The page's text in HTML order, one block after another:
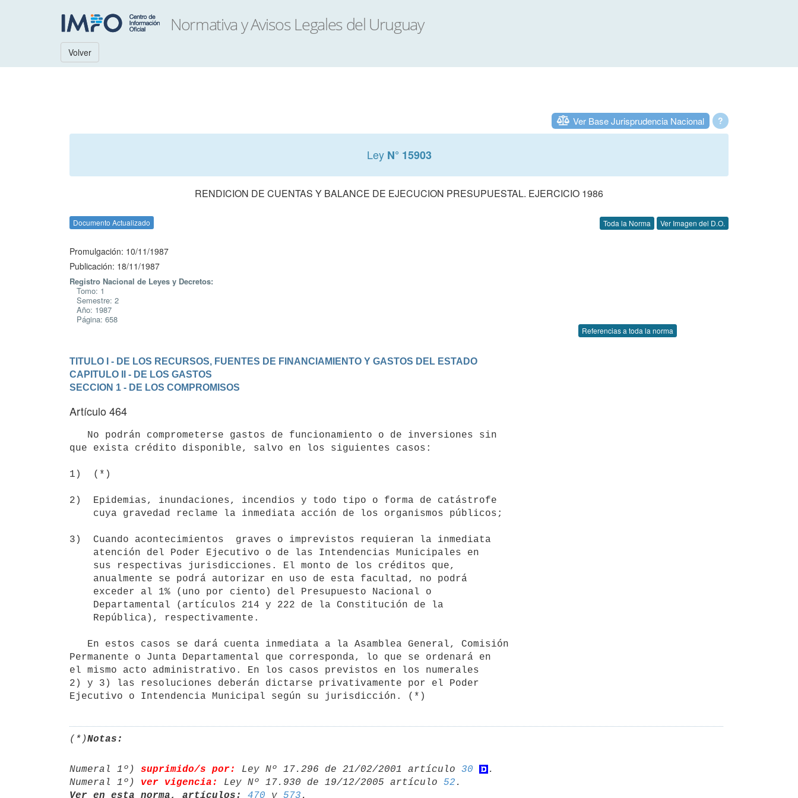
Volver
?
Ver Base Jurisprudencia Nacional
Ley N° 15903
RENDICION DE CUENTAS Y BALANCE DE EJECUCION PRESUPUESTAL. EJERCICIO 1986
Documento Actualizado Toda la Norma Ver Imagen del D.O.
Promulgación: 10/11/1987
Publicación: 18/11/1987
Registro Nacional de Leyes y Decretos:
Tomo: 1
Semestre: 2
Año: 1987
Página: 658
Referencias a toda la norma
TITULO I - DE LOS RECURSOS, FUENTES DE FINANCIAMIENTO Y GASTOS DEL ESTADO
CAPITULO II - DE LOS GASTOS
SECCION 1 - DE LOS COMPROMISOS
Artículo 464
que exista crédito disponible, salvo en los siguientes casos:
1)  (*)
2)  Epidemias, inundaciones, incendios y todo tipo o forma de catástrofe
3)  Cuando acontecimientos  graves o imprevistos requieran la inmediata
Permanente o Junta Departamental que corresponda, lo que se ordenará en
el mismo acto administrativo. En los casos previstos en los numerales
2) y 3) las resoluciones deberán dictarse privativamente por el Poder
(*)Notas:
Numeral 1º) suprimido/s por: Ley Nº 17.296 de 21/02/2001 artículo 30
.
Numeral 1º) ver vigencia: Ley Nº 17.930 de 19/12/2005 artículo 52
Ver en esta norma, artículos:
470 y 573